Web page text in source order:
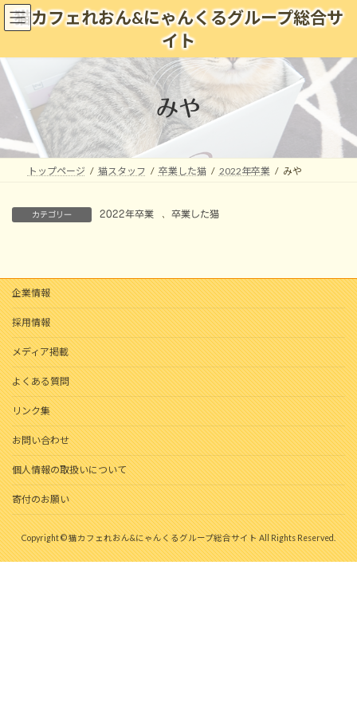
コ
ン
ン
ツ
へ
ッ
プ
ナ
ビ
ー
シ
ョ
移
動
猫カフェれおん&にゃんくるグループ総合サ
イト
みや
トップページ 猫スタッフ 卒業した猫 2022年卒業 みや
カテゴリー 2022年卒業 卒業した猫
企業情報
採用情報
メディア掲載
よくある質問
リンク集
お問い合わせ
個人情報の取扱いについて
寄付のお願い
Copyright © 猫カフェれおん&にゃんくるグループ総合サイト All Rights Reserved.